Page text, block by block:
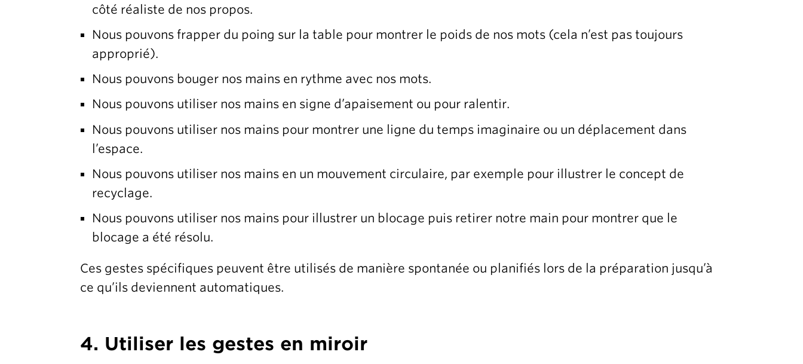
côté réaliste de nos propos.
Nous pouvons frapper du poing sur la table pour montrer le poids de nos mots (cela n’est pas toujours
approprié).
Nous pouvons bouger nos mains en rythme avec nos mots.
Nous pouvons utiliser nos mains en signe d’apaisement ou pour ralentir.
Nous pouvons utiliser nos mains pour montrer une ligne du temps imaginaire ou un déplacement dans
l’espace.
Nous pouvons utiliser nos mains en un mouvement circulaire, par exemple pour illustrer le concept de
recyclage.
Nous pouvons utiliser nos mains pour illustrer un blocage puis retirer notre main pour montrer que le
blocage a été résolu.
Ces gestes spécifiques peuvent être utilisés de manière spontanée ou planifiés lors de la préparation jusqu’à
ce qu’ils deviennent automatiques.
4. Utiliser les gestes en miroir